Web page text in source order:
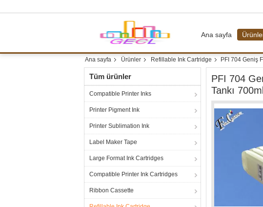
Ana sayfa
Ana sayfa Ürünler Refillable Ink Cartridge PFI 704 Geniş
Tüm ürünler
Compatible Printer Inks
Printer Pigment Ink
Printer Sublimation Ink
Label Maker Tape
Large Format Ink Cartridges
Compatible Printer Ink Cartridges
Ribbon Cassette
PFI 704
Tankı